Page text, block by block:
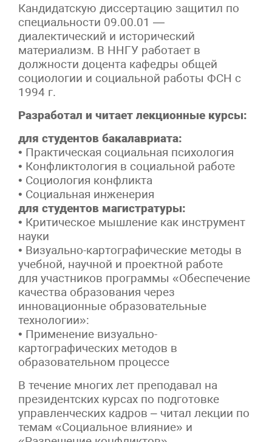
Кандидатскую диссертацию защитил по
специальности 09.00.01 —
диалектический и исторический
материализм. В ННГУ работает в
должности доцента кафедры общей
социологии и социальной работы ФСН с
1994 г.
Разработал и читает лекционные курсы:
для студентов бакалавриата:
• Практическая социальная психология
• Конфликтология в социальной работе
• Социология конфликта
• Социальная инженерия
для студентов магистратуры:
• Критическое мышление как инструмент
науки
• Визуально-картографические методы в
учебной, научной и проектной работе
для участников программы «Обеспечение
качества образования через
инновационные образовательные
технологии»:
• Применение визуально-
картографических методов в
образовательном процессе
В течение многих лет преподавал на
президентских курсах по подготовке
управленческих кадров – читал лекции по
темам «Социальное влияние» и